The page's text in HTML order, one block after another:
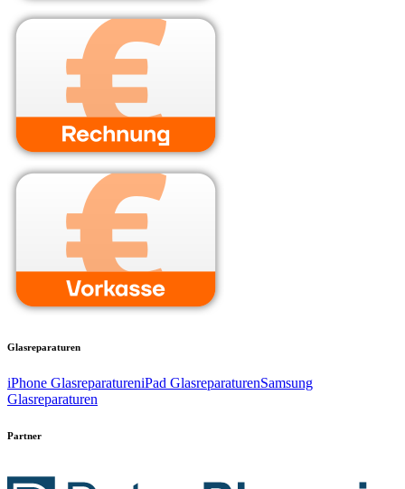
Glasreparaturen
iPhone GlasreparatureniPad GlasreparaturenSamsung
Glasreparaturen
Partner